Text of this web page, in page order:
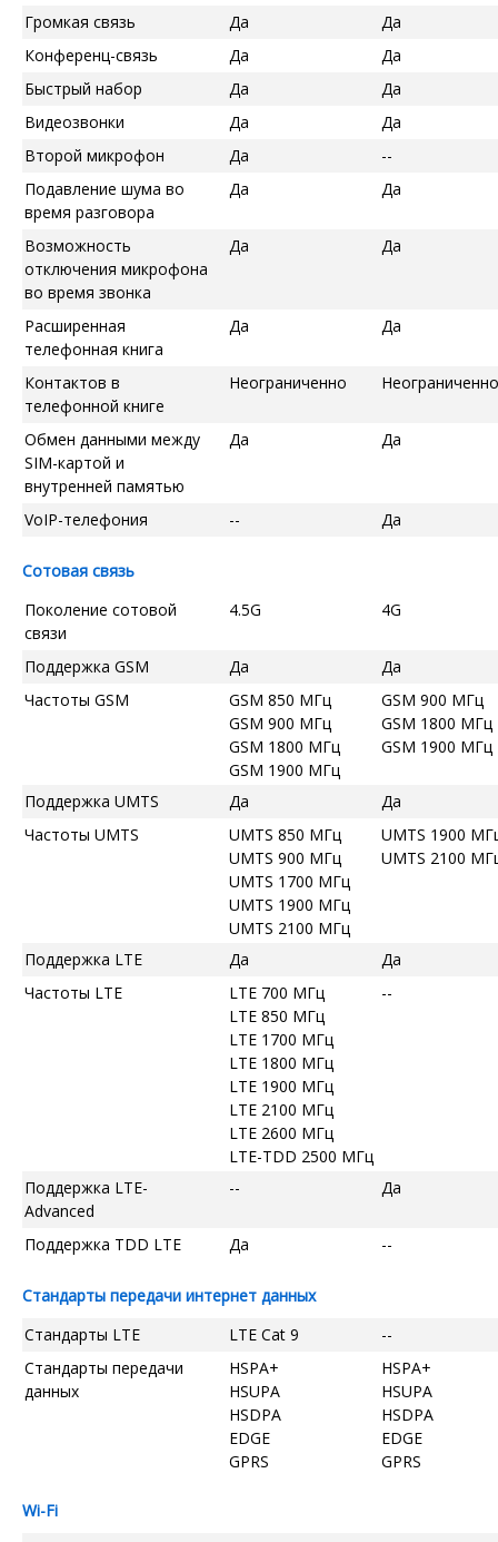
Громкая связь
Да
Да
Конференц-связь
Да
Да
Быстрый набор
Да
Да
Видеозвонки
Да
Да
Второй микрофон
Да
--
Подавление шума во
время разговора
Да Да
Возможность
отключения микрофона
во время звонка
Да Да
Расширенная
телефонная книга
Да Да
Контактов в
телефонной книге
Неограниченно Неограниченно
Обмен данными между
SIM-картой и
внутренней памятью
Да Да
VoIP-телефония -- Да
Сотовая связь
Поколение сотовой
связи
4.5G 4G
Поддержка GSM Да
Да
Частоты GSM
GSM 850 МГц
GSM 900 МГц
GSM 1800 МГц
GSM 1900 МГц
GSM 900 МГц
GSM 1800 МГц
GSM 1900 МГц
Поддержка UMTS Да
Да
Частоты UMTS
UMTS 850 МГц
UMTS 900 МГц
UMTS 1700 МГц
UMTS 1900 МГц
UMTS 2100 МГц
UMTS 1900
UMTS 2100
Поддержка LTE Да
Да
Частоты LTE
LTE 700 МГц
LTE 850 МГц
LTE 1700 МГц
LTE 1800 МГц
LTE 1900 МГц
LTE 2100 МГц
LTE 2600 МГц
LTE-TDD 2500 МГц
--
Поддержка LTE-
Advanced
-- Да
Поддержка TDD LTE Да --
Стандарты передачи интернет данных
Стандарты LTE
LTE Cat 9
--
Стандарты передачи
данных
HSPA+
HSUPA
HSDPA
EDGE
GPRS
HSPA+
HSUPA
HSDPA
EDGE
GPRS
Wi-Fi